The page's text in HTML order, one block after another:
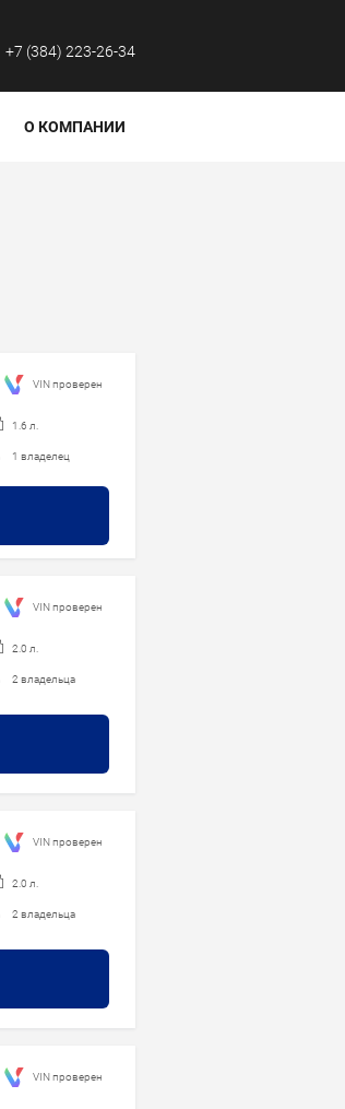
‪+7 (384) 223-26-34‬
О КОМПАНИИ
1.6 л.
1 владелец
VIN проверен
2.0 л.
2 владельца
VIN проверен
2.0 л.
2 владельца
VIN проверен
VIN проверен